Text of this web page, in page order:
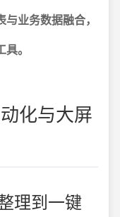
业务数据融合，
。
化与大屏
理到一键